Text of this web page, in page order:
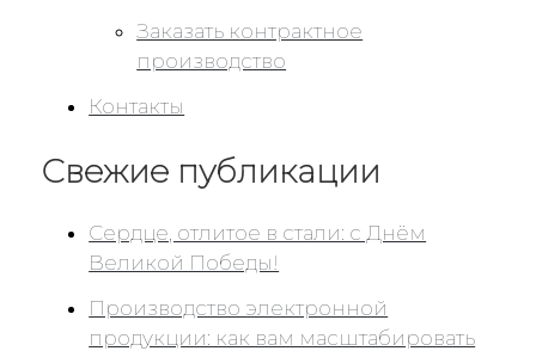
Заказать контрактное
производство
Контакты
Свежие публикации
Сердце, отлитое в стали: с Днём
Великой Победы!
Производство электронной
продукции: как вам масштабировать